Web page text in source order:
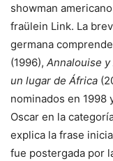
showman
fraülein Link. La
germana
(1996), Annalouise y
un lugar de África
nominados en 1998
Oscar en la
explica la frase
fue postergada por